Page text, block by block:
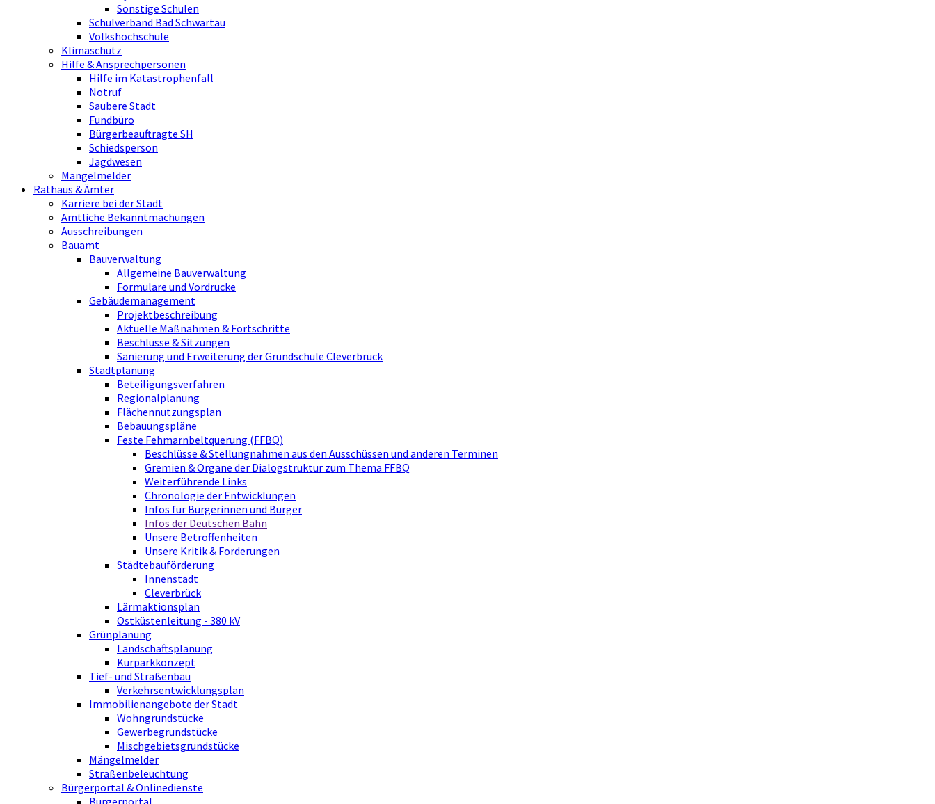
Sonstige Schulen
Schulverband Bad Schwartau
Volkshochschule
Klimaschutz
Hilfe & Ansprechpersonen
Hilfe im Katastrophenfall
Notruf
Saubere Stadt
Fundbüro
Bürgerbeauftragte SH
Schiedsperson
Jagdwesen
Mängelmelder
Rathaus & Ämter
Karriere bei der Stadt
Amtliche Bekanntmachungen
Ausschreibungen
Bauamt
Bauverwaltung
Allgemeine Bauverwaltung
Formulare und Vordrucke
Gebäudemanagement
Projektbeschreibung
Aktuelle Maßnahmen & Fortschritte
Beschlüsse & Sitzungen
Sanierung und Erweiterung der Grundschule Cleverbrück
Stadtplanung
Beteiligungsverfahren
Regionalplanung
Flächennutzungsplan
Bebauungspläne
Feste Fehmarnbeltquerung (FFBQ)
Beschlüsse & Stellungnahmen aus den Ausschüssen und anderen Terminen
Gremien & Organe der Dialogstruktur zum Thema FFBQ
Weiterführende Links
Chronologie der Entwicklungen
Infos für Bürgerinnen und Bürger
Infos der Deutschen Bahn
Unsere Betroffenheiten
Unsere Kritik & Forderungen
Städtebauförderung
Innenstadt
Cleverbrück
Lärmaktionsplan
Ostküstenleitung - 380 kV
Grünplanung
Landschaftsplanung
Kurparkkonzept
Tief- und Straßenbau
Verkehrsentwicklungsplan
Immobilienangebote der Stadt
Wohngrundstücke
Gewerbegrundstücke
Mischgebietsgrundstücke
Mängelmelder
Straßenbeleuchtung
Bürgerportal & Onlinedienste
Bürgerportal